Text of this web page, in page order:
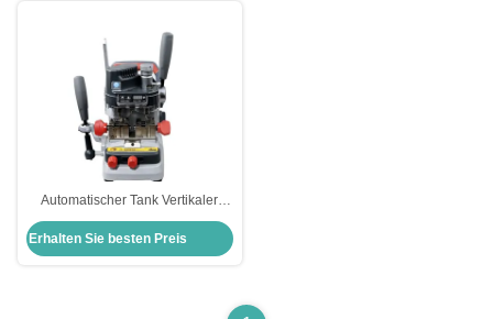
Automatischer Tank Vertikaler
Autoschlüssel Schneidemaschine
Schlosserwerkzeuge Xhorse
Condox
Erhalten Sie besten Preis